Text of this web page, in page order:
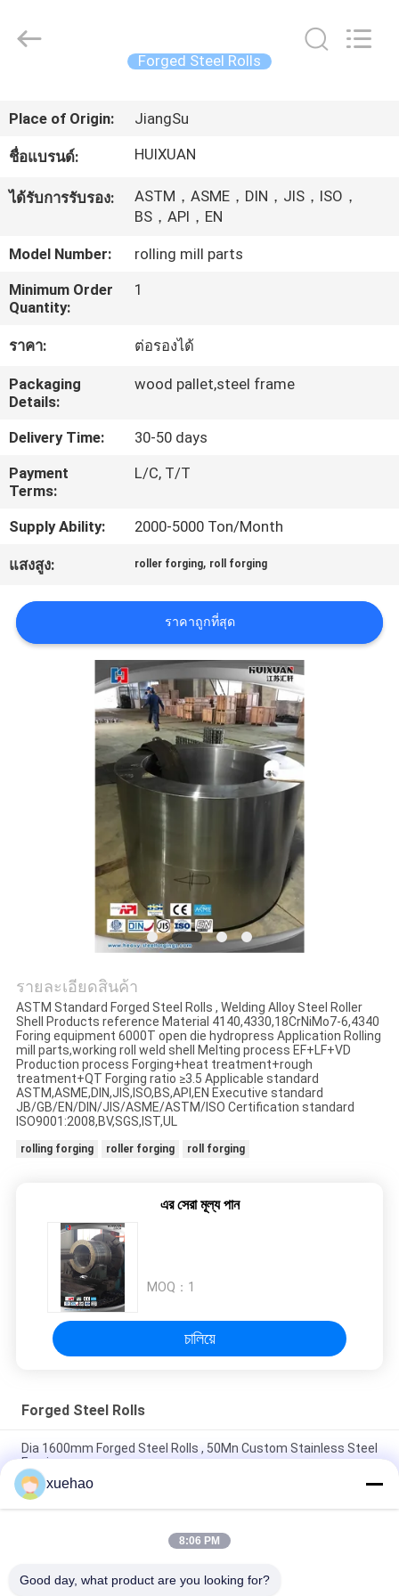
สินค้า
เกี่ยว
กับ
เรา
ทัวร์
โรงงาน
ควบคุม
คุณภาพ
PRIVACY
XUAN
NEW
Forged Steel Rolls
Place of Origin: JiangSu
ชื่อแบรนด์: HUIXUAN
ได้รับการรับรอง:
ASTM，ASME，DIN，JIS，ISO，
BS，API，EN
Model Number:
rolling mill parts
Minimum Order
Quantity:
1
ราคา: ต่อรองได้
Packaging
Details:
wood pallet,steel frame
Delivery Time:
30-50 days
Payment
Terms:
L/C, T/T
Supply Ability: 2000-5000 Ton/Month
แสงสูง: roller forging, roll forging
ราคาถูกที่สุด
รายละเอียดสินค้า
ASTM Standard Forged Steel Rolls , Welding Alloy Steel Roller
Shell Products reference Material 4140,4330,18CrNiMo7-6,4340
Foring equipment 6000T open die hydropress Application Rolling
mill parts,working roll weld shell Melting process EF+LF+VD
Production process Forging+heat treatment+rough
treatment+QT Forging ratio ≥3.5 Applicable standard
ASTM,ASME,DIN,JIS,ISO,BS,API,EN Executive standard
JB/GB/EN/DIN/JIS/ASME/ASTM/ISO Certification standard
ISO9001:2008,BV,SGS,IST,UL
rolling forging roller forging roll forging
এর সেরা মূল্য পান
MOQ： 1
চালিয়ে
Forged Steel Rolls
Dia 1600mm Forged Steel Rolls , 50Mn Custom Stainless Steel
Forging
Die Forging High Speed Roller Cast Steel High Hardness For Roll
Mill
JIS Rough Open Die Forging Mechanical Vertical Grinding Roller
xuehao
8:06 PM
Good day, what product are you looking for?